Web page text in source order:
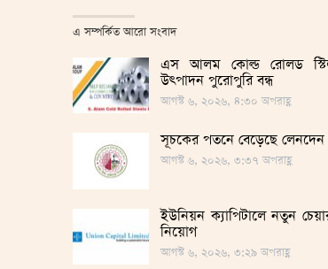
এ সম্পর্কিত আরো সংবাদ
এস আলম কোল্ড রোলড
উৎপাদন পুরোপুরি বন্ধ
আগস্ট ৬, ২০২৬, ৪:৩০ অপরাহ্ণ
সূচকের পতনে বেড়েছে লেনদেন
আগস্ট ৬, ২০২৬, ৩:৩৭ অপরাহ্ণ
ইউনিয়ন ক্যাপিটালে নতুন
নিয়োগ
আগস্ট ৬, ২০২৬, ৩:২৯ অপরাহ্ণ